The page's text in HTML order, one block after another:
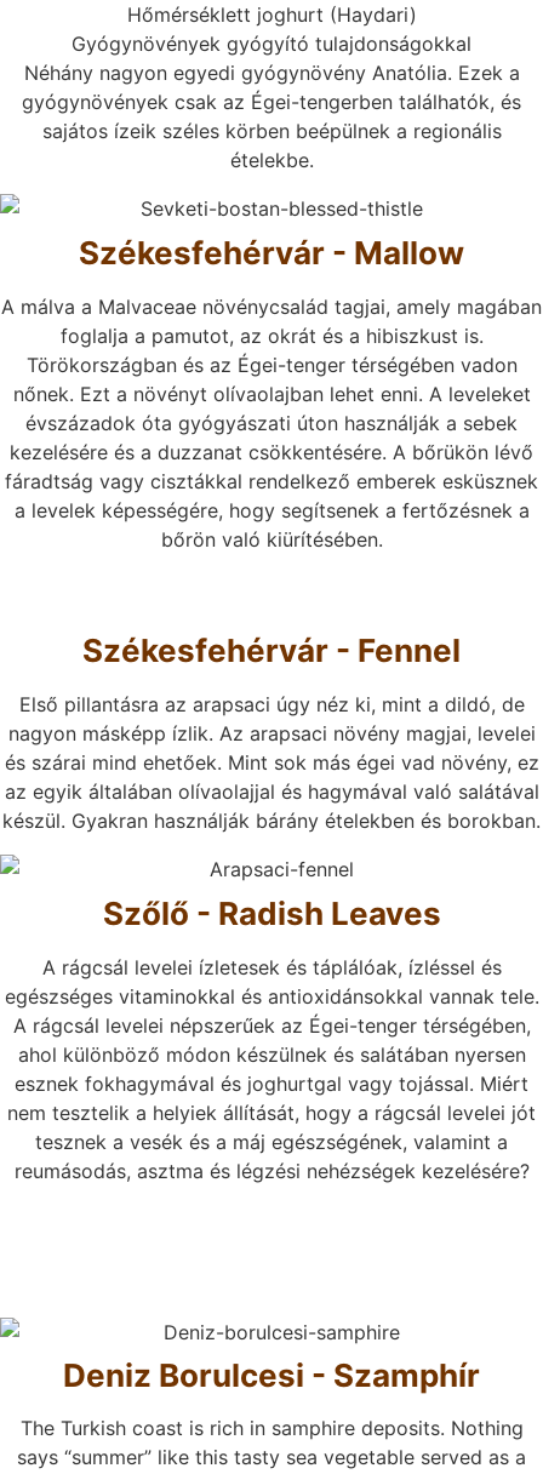
Hőmérséklett joghurt (Haydari)
Gyógynövények gyógyító tulajdonságokkal
Néhány nagyon egyedi gyógynövény Anatólia. Ezek a
gyógynövények csak az Égei-tengerben találhatók, és
sajátos ízeik széles körben beépülnek a regionális
ételekbe.
Székesfehérvár - Mallow
A málva a Malvaceae növénycsalád tagjai, amely magában
foglalja a pamutot, az okrát és a hibiszkust is.
Törökországban és az Égei-tenger térségében vadon
nőnek. Ezt a növényt olívaolajban lehet enni. A leveleket
évszázadok óta gyógyászati úton használják a sebek
kezelésére és a duzzanat csökkentésére. A bőrükön lévő
fáradtság vagy cisztákkal rendelkező emberek esküsznek
a levelek képességére, hogy segítsenek a fertőzésnek a
bőrön való kiürítésében.
Székesfehérvár - Fennel
Első pillantásra az arapsaci úgy néz ki, mint a dildó, de
nagyon másképp ízlik. Az arapsaci növény magjai, levelei
és szárai mind ehetőek. Mint sok más égei vad növény, ez
az egyik általában olívaolajjal és hagymával való salátával
készül. Gyakran használják bárány ételekben és borokban.
Szőlő - Radish Leaves
A rágcsál levelei ízletesek és táplálóak, ízléssel és
egészséges vitaminokkal és antioxidánsokkal vannak tele.
A rágcsál levelei népszerűek az Égei-tenger térségében,
ahol különböző módon készülnek és salátában nyersen
esznek fokhagymával és joghurtgal vagy tojással. Miért
nem tesztelik a helyiek állítását, hogy a rágcsál levelei jót
tesznek a vesék és a máj egészségének, valamint a
reumásodás, asztma és légzési nehézségek kezelésére?
Deniz Borulcesi - Szamphír
The Turkish coast is rich in samphire deposits. Nothing
says “summer” like this tasty sea vegetable served as a